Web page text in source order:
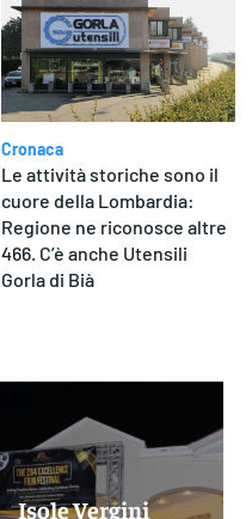
Cronaca
Le attività storiche sono il
cuore della Lombardia:
Regione ne riconosce altre
466. C’è anche Utensili
Gorla di Bià
Isole Vergini